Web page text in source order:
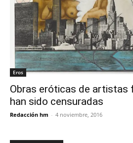
Eros
Obras eróticas de artistas
han sido censuradas
Redacción hm - 4 noviembre, 2016